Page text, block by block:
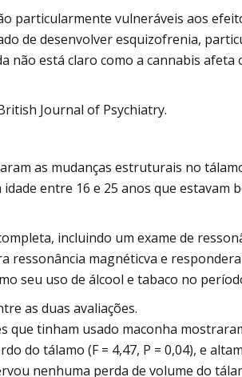
particularmente vulneráveis ​​aos
de desenvolver esquizofrenia,
não está claro como a cannabis
Journal of Psychiatry.
as mudanças estruturais no
entre 16 e 25 anos que estavam
incluindo um exame de
ressonância magnéticva e
seu uso de álcool e tabaco no
as duas avaliações.
que tinham usado maconha
do tálamo (F = 4,47, P = 0,04), e
nenhuma perda de volume do